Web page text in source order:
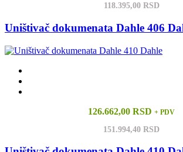
118.395,00 RSD
Uništivač dokumenata Dahle 406
126.662,00 RSD + PDV
151.994,40 RSD